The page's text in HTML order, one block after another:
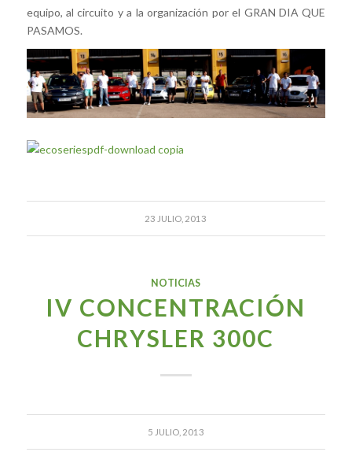
equipo, al circuito y a la organización por el GRAN DIA QUE
PASAMOS.
23 JULIO, 2013
NOTICIAS
IV CONCENTRACIÓN
CHRYSLER 300C
5 JULIO, 2013